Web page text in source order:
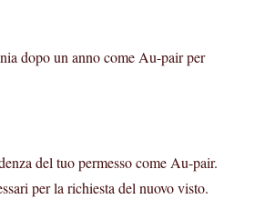
dopo un anno come Au-pair per
del tuo permesso come Au-pair.
per la richiesta del nuovo visto.